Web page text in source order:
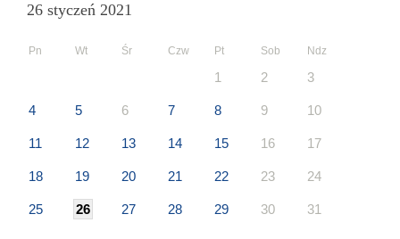
26 styczeń 2021
Pn Wt Śr Czw Pt Sob Ndz
1 2 3
4 5 6 7 8 9 10
11 12 13 14 15 16 17
18 19 20 21 22 23 24
25 26 27 28 29 30 31